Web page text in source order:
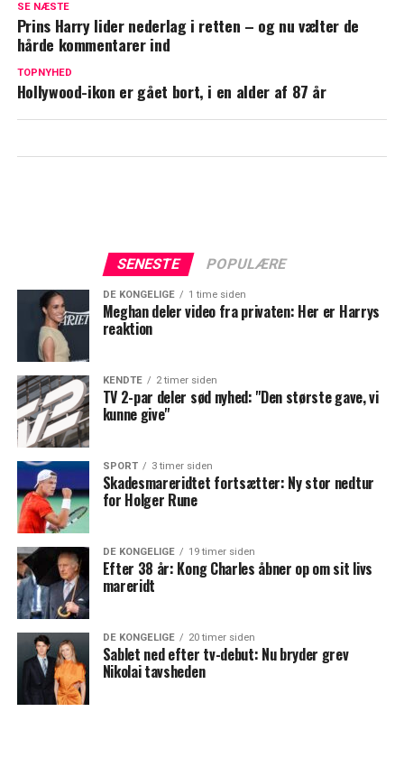
gået bort
5 År efter minksag: Hasteforespørgsel
oktober
SE NÆSTE
Prins Harry lider nederlag i retten – og nu vælter de
hårde kommentarer ind
TOPNYHED
Hollywood-ikon er gået bort, i en alder af 87 år
SENESTE POPULÆRE
DE KONGELIGE 1 time siden
Meghan deler video fra privaten: Her er Harrys
reaktion
KENDTE 2 timer siden
TV 2-par deler sød nyhed: "Den største gave, vi
kunne give"
SPORT 3 timer siden
Skadesmareridtet fortsætter: Ny stor nedtur
for Holger Rune
DE KONGELIGE 19 timer siden
Efter 38 år: Kong Charles åbner op om sit livs
mareridt
DE KONGELIGE 20 timer siden
Sablet ned efter tv-debut: Nu bryder grev
Nikolai tavsheden